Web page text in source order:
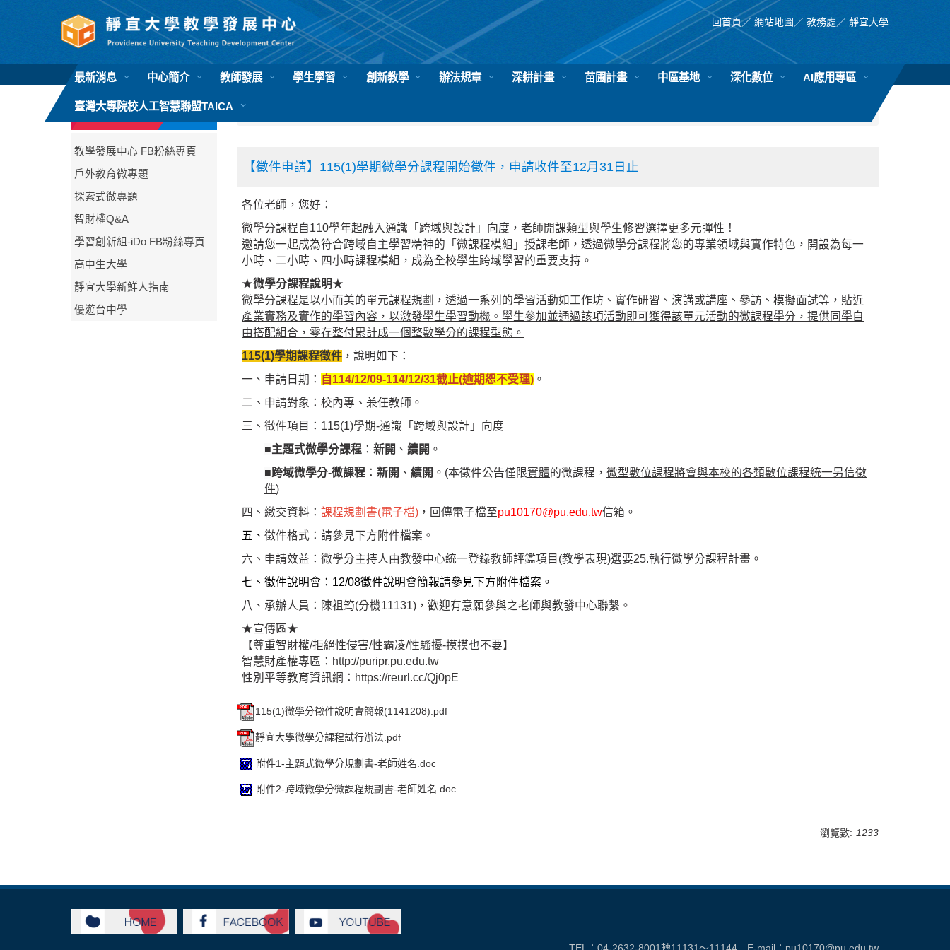
容
回首頁／ 網站地圖 ／ 教務處 ／ 靜宜大學
最新消息 中心簡介 教師發展 學生學習 創新教學 辦法規章 深耕計畫 苗圃計畫 中區基地 深化數位 AI應用專區
臺灣大專院校人工智慧聯盟TAICA
相關連結
教學發展中心 FB粉絲專頁
戶外教育微專題
探索式微專題
智財權Q&A
學習創新組-iDo FB粉絲專頁
高中生大學
靜宜大學新鮮人指南
優遊台中學
【徵件申請】115(1)學期微學分課程開始徵件，申請收件至12月31日止
各位老師，您好：
微學分課程自110學年起融入通識「跨域與設計」向度，老師開課類型與學生修習選擇更多元彈性！
邀請您一起成為符合跨域自主學習精神的「微課程模組」授課老師，透過微學分課程將您的專業領域與實作特色，開設為每一
小時、二小時、四小時課程模組，成為全校學生跨域學習的重要支持。
★微學分課程說明★
微學分課程是以小而美的單元課程規劃，透過一系列的學習活動如工作坊、實作研習、演講或講座、參訪、模擬面試等，貼近
產業實務及實作的學習內容，以激發學生學習動機。學生參加並通過該項活動即可獲得該單元活動的微課程學分，提供同學自
由搭配組合，零存整付累計成一個整數學分的課程型態。
115(1)學期課程徵件 ，說明如下：
一、申請日期： 自114/12/09-114/12/31截止(逾期恕不受理) 。
二、申請對象：校內專、兼任教師。
三、徵件項目：115(1)學期-通識「跨域與設計」向度
■主題式微學分課程 ： 新開 、 續開 。
■跨域微學分-微課程 ： 新開 、 續開 。 (本徵件公告僅限實體的微課程， 微型數位課程將會與本校的各類數位課程統一另信徵
件)
四、繳交資料： 課程規劃書(電子檔) ，回傳電子檔至pu10170@pu.edu.tw信箱。
五、 徵件格式：請參見下方附件檔案。
六、申請效益：微學分主持人由教發中心統一登錄教師評鑑項目(教學表現)選要25.執行微學分課程計畫。
七、徵件說明會：12/08徵件說明會簡報請參見下方附件檔案。
八、承辦人員：陳祖筠(分機11131)，歡迎有意願參與之老師與教發中心聯繫。
★宣傳區★
【尊重智財權/拒絕性侵害/性霸凌/性騷擾-摸摸也不要】
智慧財產權專區： http://puripr.pu.edu.tw
性別平等教育資訊網： https://reurl.cc/Qj0pE
115(1)微學分徵件說明會簡報(1141208).pdf
靜宜大學微學分課程試行辦法.pdf
附件1-主題式微學分規劃書-老師姓名.doc
附件2-跨域微學分微課程規劃書-老師姓名.doc
瀏覽數: 1233